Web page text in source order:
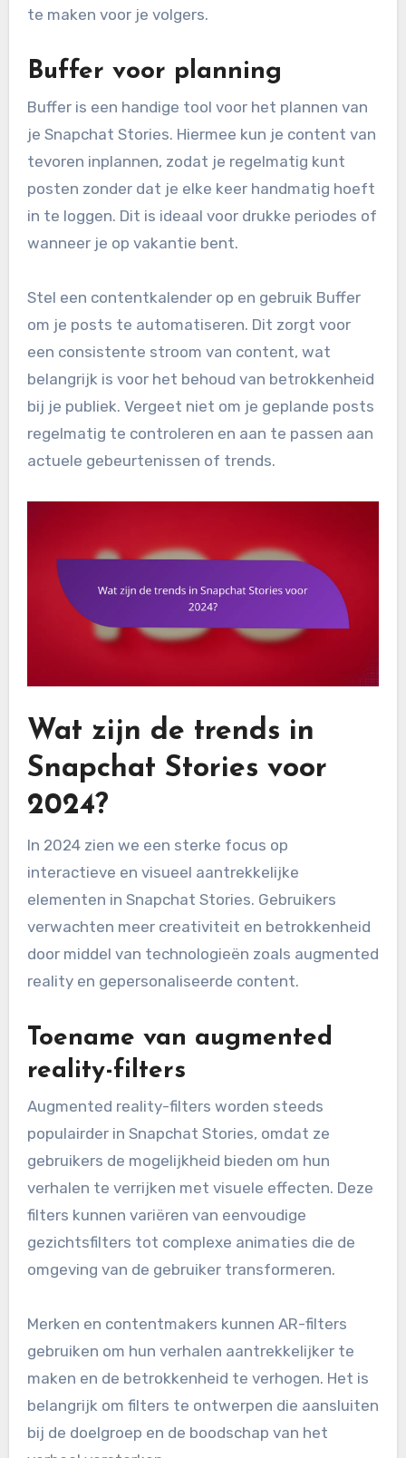
te maken voor je volgers.
Buffer voor planning
Buffer is een handige tool voor het plannen van
je Snapchat Stories. Hiermee kun je content van
tevoren inplannen, zodat je regelmatig kunt
posten zonder dat je elke keer handmatig hoeft
in te loggen. Dit is ideaal voor drukke periodes of
wanneer je op vakantie bent.
Stel een contentkalender op en gebruik Buffer
om je posts te automatiseren. Dit zorgt voor
een consistente stroom van content, wat
belangrijk is voor het behoud van betrokkenheid
bij je publiek. Vergeet niet om je geplande posts
regelmatig te controleren en aan te passen aan
actuele gebeurtenissen of trends.
Wat zijn de trends in
Snapchat Stories voor
2024?
In 2024 zien we een sterke focus op
interactieve en visueel aantrekkelijke
elementen in Snapchat Stories. Gebruikers
verwachten meer creativiteit en betrokkenheid
door middel van technologieën zoals augmented
reality en gepersonaliseerde content.
Toename van augmented
reality-filters
Augmented reality-filters worden steeds
populairder in Snapchat Stories, omdat ze
gebruikers de mogelijkheid bieden om hun
verhalen te verrijken met visuele effecten. Deze
filters kunnen variëren van eenvoudige
gezichtsfilters tot complexe animaties die de
omgeving van de gebruiker transformeren.
Merken en contentmakers kunnen AR-filters
gebruiken om hun verhalen aantrekkelijker te
maken en de betrokkenheid te verhogen. Het is
belangrijk om filters te ontwerpen die aansluiten
bij de doelgroep en de boodschap van het